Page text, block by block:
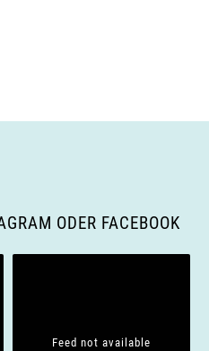
ODER FACEBOOK
Feed not available